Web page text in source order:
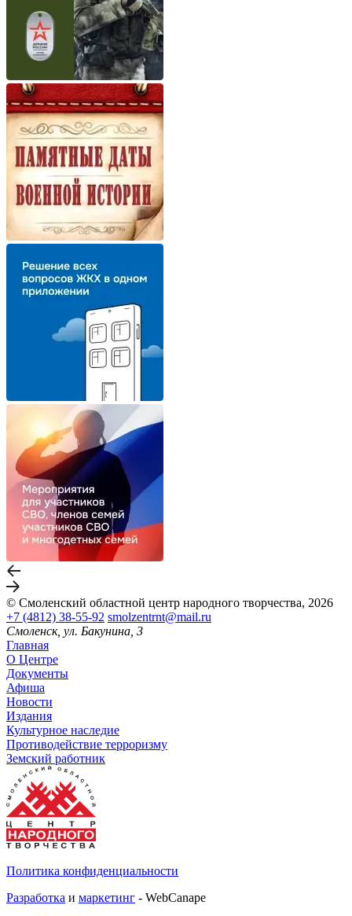
© Смоленский областной центр народного творчества, 2026
+7 (4812) 38-55-92 smolzentrnt@mail.ru
Смоленск, ул. Бакунина, 3
Главная
О Центре
Документы
Афиша
Новости
Издания
Культурное наследие
Противодействие терроризму
Земский работник
Политика конфиденциальности
Разработка и маркетинг - WebCanape